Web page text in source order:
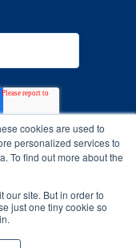
cookies are used to
personalized services to
To find out more about the
our site. But in order to
just one tiny cookie so